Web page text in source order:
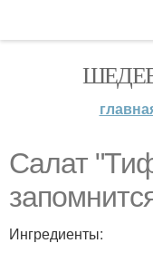
Салат
Ингредиенты: